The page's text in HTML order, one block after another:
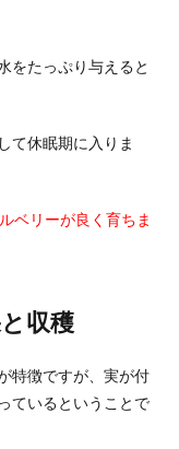
をたっぷり与えると
て休眠期に入りま
ベリーが良く育ちま
収穫
特徴ですが、実が付
ているということで